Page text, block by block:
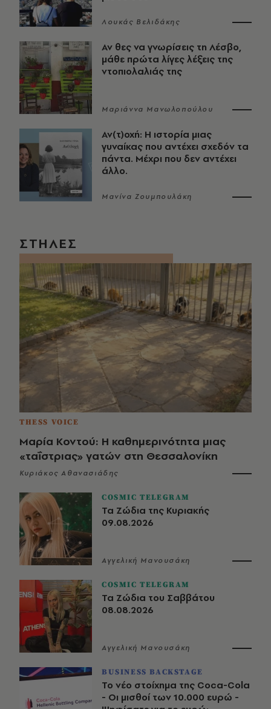
Λουκάς Βελιδάκης
Αν θες να γνωρίσεις τη Λέσβο,
μάθε πρώτα λίγες λέξεις της
ντοπιολαλιάς της
Μαριάννα Μανωλοπούλου
Αν(τ)οχή: Η ιστορία μιας
γυναίκας που αντέχει σχεδόν τα
πάντα. Μέχρι που δεν αντέχει
άλλο.
Μανίνα Ζουμπουλάκη
ΣΤΗΛΕΣ
THESS VOICE
Μαρία Κοντού: Η καθημερινότητα μιας
«ταΐστριας» γατών στη Θεσσαλονίκη
Κυριάκος Αθανασιάδης
COSMIC TELEGRAM
Τα Ζώδια της Κυριακής
09.08.2026
Αγγελική Μανουσάκη
COSMIC TELEGRAM
Τα Ζώδια του Σαββάτου
08.08.2026
Αγγελική Μανουσάκη
BUSINESS BACKSTAGE
Το νέο στοίχημα της Coca-Cola
- Οι μισθοί των 10.000 ευρώ -